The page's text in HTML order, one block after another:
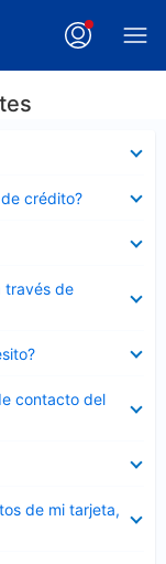
crédito?
través de
contacto del
de mi tarjeta,